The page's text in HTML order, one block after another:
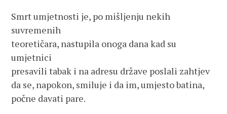
Smrt umjetnosti je, po mišljenju nekih
suvremenih
teoretičara, nastupila onoga dana kad su
umjetnici
presavili tabak i na adresu države poslali zahtjev
da se, napokon, smiluje i da im, umjesto batina,
počne davati pare.